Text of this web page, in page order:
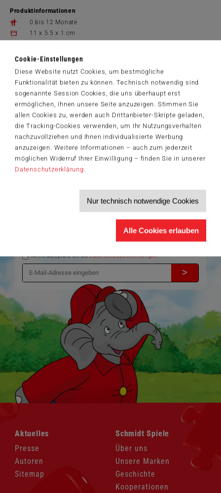
Cookie-Einstellungen
Diese Website nutzt Cookies, um bestmögliche
Funktionalität bieten zu können. Technisch notwendig sind
sogenannte Session Cookies, die uns überhaupt erst
ermöglichen, Ihnen unsere Seite anzuzeigen. Stimmen Sie
allen Cookies zu, werden auch Drittanbieter-Skripte geladen,
die Tracking-Cookies verwenden, um Ihr Nutzungsverhalten
nachzuvollziehen und Ihnen individualisierte Werbung
anzuzeigen. Weitere Informationen – auch zum jederzeit
möglichen Widerruf Ihrer Einwilligung – finden Sie in unserer
Datenschutzerklärung.
Nur technisch notwendige Cookies
Alle Cookies erlauben
Produktinformationen
0 bis 12 Monate
11 x 5.5 x 1 cm
Artikelnummer: 61062
Der Schmidt-Spiele-Newsletter
Jetzt anmelden und 5€ Willkommensrabatt sichern
Bleiben Sie auf dem Laufenden zu Neuheiten, Trends und aktuellen
Themen rund um Schmidt
Spiele – und sichern Sie sich einen
Willkommensgutschein in Höhe von 5€ für Ihren nächsten Einkauf im
Aktuelle Themen und Trends aus der Spielewelt
Informationen zu Veranstaltungen und Aktionen
Hiermit akzeptiere ich dieDatenschutzbestimmungen.
>
überspringen
Aktuelles
Presse
Autoren
Sitemap
Navigation
überspringen
Schmidt Spiele
Über uns
Unsere Marken
Geschichte
Kooperationen